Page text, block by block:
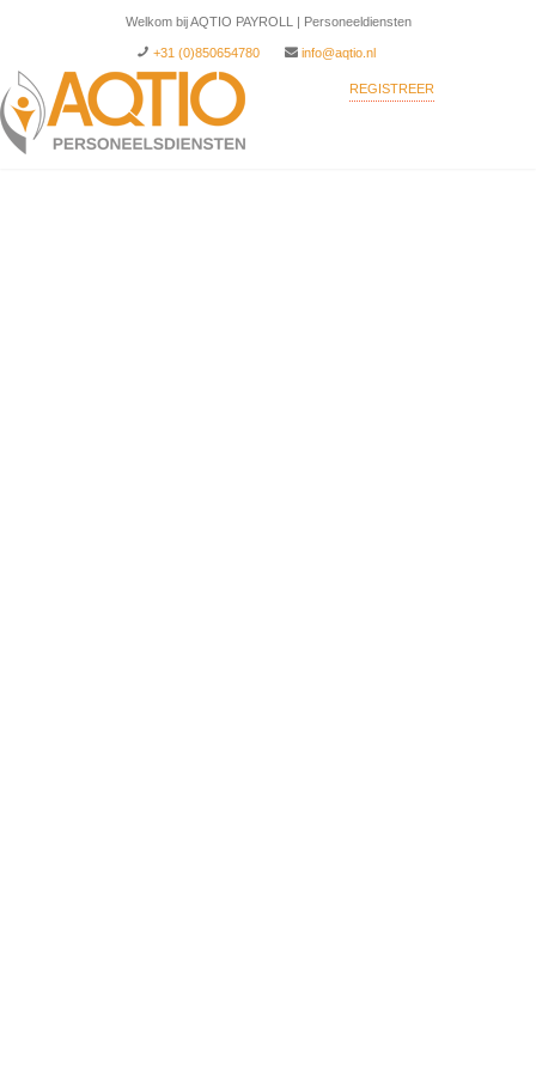
Welkom bij AQTIO PAYROLL | Personeeldiensten
+31 (0)850654780 info@aqtio.nl
REGISTREER